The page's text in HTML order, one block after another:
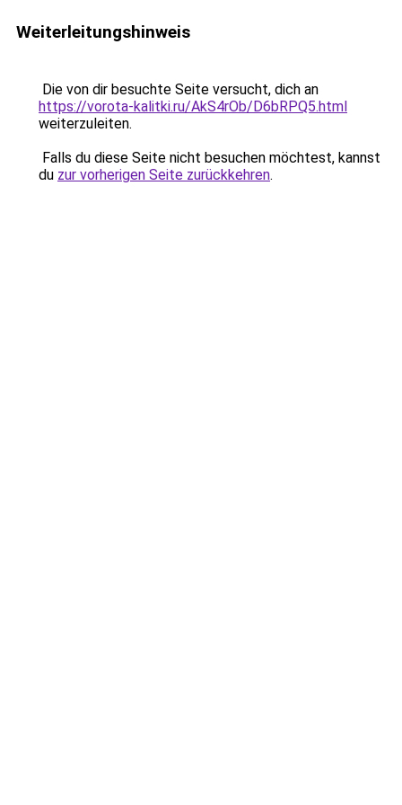
Weiterleitungshinweis
Die von dir besuchte Seite versucht, dich an
https://vorota-kalitki.ru/AkS4rOb/D6bRPQ5.html
weiterzuleiten.
Falls du diese Seite nicht besuchen möchtest, kannst
du zur vorherigen Seite zurückkehren.